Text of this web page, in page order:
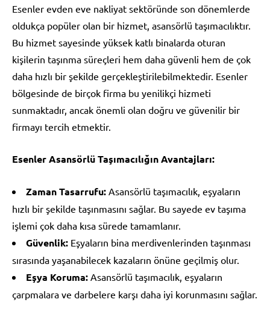
Esenler evden eve nakliyat sektöründe son dönemlerde
oldukça popüler olan bir hizmet, asansörlü taşımacılıktır.
Bu hizmet sayesinde yüksek katlı binalarda oturan
kişilerin taşınma süreçleri hem daha güvenli hem de çok
daha hızlı bir şekilde gerçekleştirilebilmektedir. Esenler
bölgesinde de birçok firma bu yenilikçi hizmeti
sunmaktadır, ancak önemli olan doğru ve güvenilir bir
firmayı tercih etmektir.
Esenler Asansörlü Taşımacılığın Avantajları:
Zaman Tasarrufu: Asansörlü taşımacılık, eşyaların
hızlı bir şekilde taşınmasını sağlar. Bu sayede ev taşıma
işlemi çok daha kısa sürede tamamlanır.
Güvenlik: Eşyaların bina merdivenlerinden taşınması
sırasında yaşanabilecek kazaların önüne geçilmiş olur.
Eşya Koruma: Asansörlü taşımacılık, eşyaların
çarpmalara ve darbelere karşı daha iyi korunmasını sağlar.